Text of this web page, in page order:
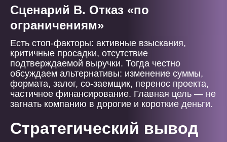
Сценарий В. Отказ «по
ограничениям»
Есть стоп-факторы: активные взыскания,
критичные просадки, отсутствие
подтверждаемой выручки. Тогда честно
обсуждаем альтернативы: изменение суммы,
формата, залог, со-заемщик, перенос проекта,
частичное финансирование. Главная цель — не
загнать компанию в дорогие и короткие деньги.
Стратегический вывод